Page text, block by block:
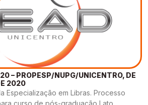
– PROPESP/NUPG/UNICENTRO, DE
2020
Especialização em Libras. Processo
curso de pós-graduação Lato